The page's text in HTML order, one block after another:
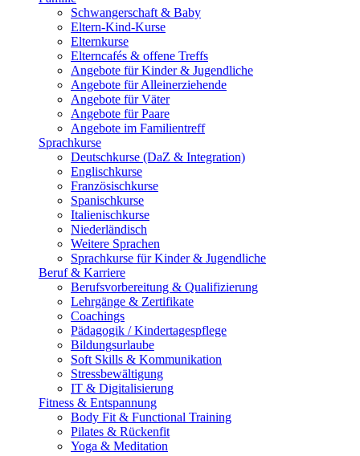
Schwangerschaft & Baby
Eltern-Kind-Kurse
Elternkurse
Elterncafés & offene Treffs
Angebote für Kinder & Jugendliche
Angebote für Alleinerziehende
Angebote für Väter
Angebote für Paare
Angebote im Familientreff
Sprachkurse
Deutschkurse (DaZ & Integration)
Englischkurse
Französischkurse
Spanischkurse
Italienischkurse
Niederländisch
Weitere Sprachen
Sprachkurse für Kinder & Jugendliche
Beruf & Karriere
Berufsvorbereitung & Qualifizierung
Lehrgänge & Zertifikate
Coachings
Pädagogik / Kindertagespflege
Bildungsurlaube
Soft Skills & Kommunikation
Stressbewältigung
IT & Digitalisierung
Fitness & Entspannung
Body Fit & Functional Training
Pilates & Rückenfit
Yoga & Meditation